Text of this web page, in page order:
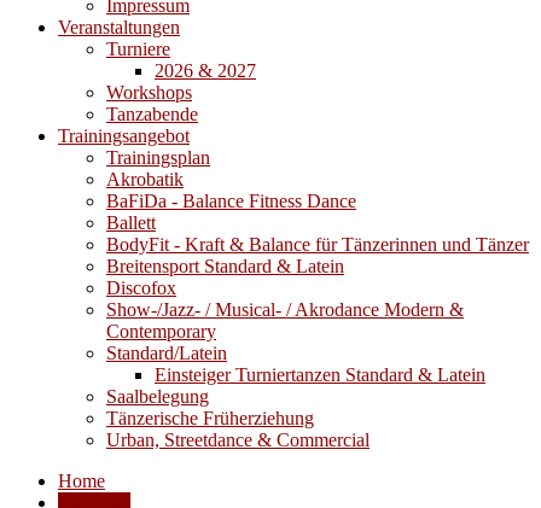
Impressum
Veranstaltungen
Turniere
2026 & 2027
Workshops
Tanzabende
Trainingsangebot
Trainingsplan
Akrobatik
BaFiDa - Balance Fitness Dance
Ballett
BodyFit - Kraft & Balance für Tänzerinnen und Tänzer
Breitensport Standard & Latein
Discofox
Show-/Jazz- / Musical- / Akrodance Modern &
Contemporary
Standard/Latein
Einsteiger Turniertanzen Standard & Latein
Saalbelegung
Tänzerische Früherziehung
Urban, Streetdance & Commercial
Home